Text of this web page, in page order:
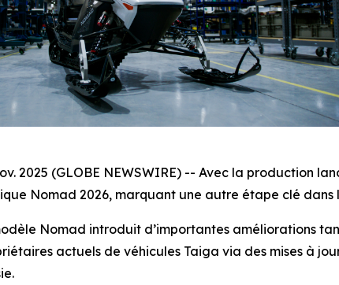
2025 (GLOBE NEWSWIRE) -- Avec la production
Nomad 2026, marquant une autre étape clé dans
Nomad introduit d’importantes améliorations
actuels de véhicules Taiga via des mises à